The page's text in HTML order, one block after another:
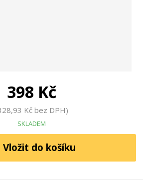
398 Kč
Kč bez DPH
SKLADEM
Vložit do košíku